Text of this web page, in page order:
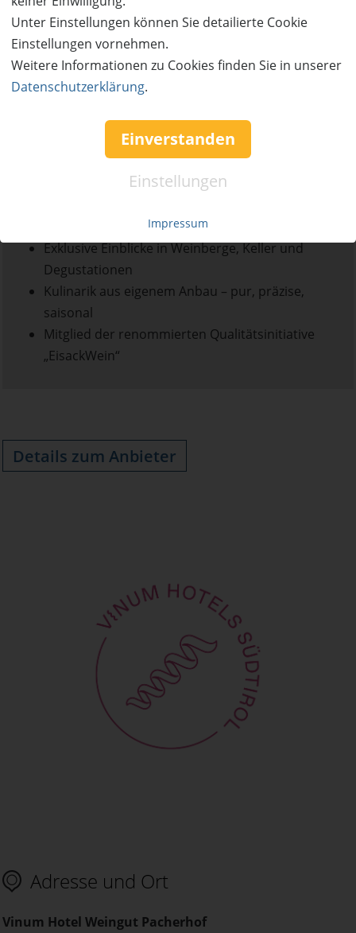
Unter Einstellungen können Sie detailierte Cookie
Einstellungen vornehmen.
Weitere Informationen zu Cookies finden Sie in unserer
Datenschutzerklärung.
Einverstanden
Einstellungen
Impressum
Geborgenheit.
Die Küche verbindet alpine Wurzeln mit mediterraner
Garten prägen die Gerichte – begleitet von den
ausdrucksstarken Weinen des Pacherhofs. Zwischen
Reben und Bergen entsteht so ein Luxus, der nicht
inszeniert wird: Er ist spürbar in jedem Detail und
erlebbar in jedem Glas.
Exklusive Einblicke in Weinberge, Keller und
Degustationen
Kulinarik aus eigenem Anbau – pur, präzise,
saisonal
Mitglied der renommierten Qualitätsinitiative
„EisackWein“
Details zum Anbieter
Adresse und Ort
Vinum Hotel Weingut Pacherhof